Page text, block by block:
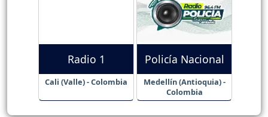
Radio 1
Cali (Valle) - Colombia
Policía Nacional
Medellín (Antioquia) -
Colombia